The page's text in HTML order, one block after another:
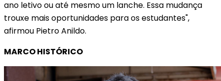
ano letivo ou até mesmo um lanche. Essa mudança
trouxe mais oportunidades para os estudantes",
afirmou Pietro Anildo.
MARCO HISTÓRICO